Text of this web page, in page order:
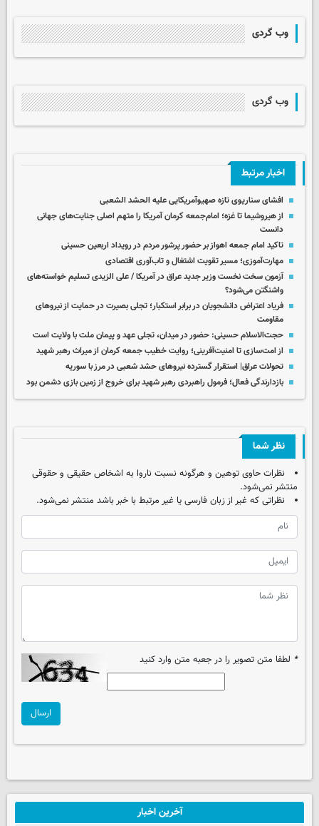
وب گردی
وب گردی
اخبار مرتبط
افشای سناریوی تازه صهیوآمریکایی علیه الحشد الشعبی
از هیروشیما تا غزه؛ امام‌جمعه کرمان آمریکا را متهم اصلی جنایت‌های جهانی
دانست
تاکید امام جمعه اهواز بر حضور پرشور مردم در رویداد اربعین حسینی
مهارت‌آموزی؛ مسیر تقویت اشتغال و تاب‌آوری اقتصادی
آزمون سخت نخست وزیر جدید عراق در آمریکا / علی الزیدی تسلیم خواسته‌های
واشنگتن می‌شود؟
فریاد اعتراض دانشجویان در برابر استکبار؛ تجلی بصیرت در حمایت از نیروهای
مقاومت
حجت‌الاسلام حسینی: حضور در میدان، تجلی عهد و پیمان ملت با ولایت است
از امت‌سازی تا امنیت‌آفرینی؛ روایت خطیب جمعه کرمان از میراث رهبر شهید
تحولات عراق| استقرار گسترده نیروهای حشد شعبی در مرز با سوریه
بازدارندگی فعال؛ فرمول راهبردی رهبر شهید برای خروج از زمین بازی دشمن بود
نظر شما
نظرات حاوی توهین و هرگونه نسبت ناروا به اشخاص حقیقی و حقوقی
منتشر نمی‌شود.
نظراتی که غیر از زبان فارسی یا غیر مرتبط با خبر باشد منتشر نمی‌شود.
* لطفا متن تصویر را در جعبه متن وارد کنید
ارسال
آخرین اخبار